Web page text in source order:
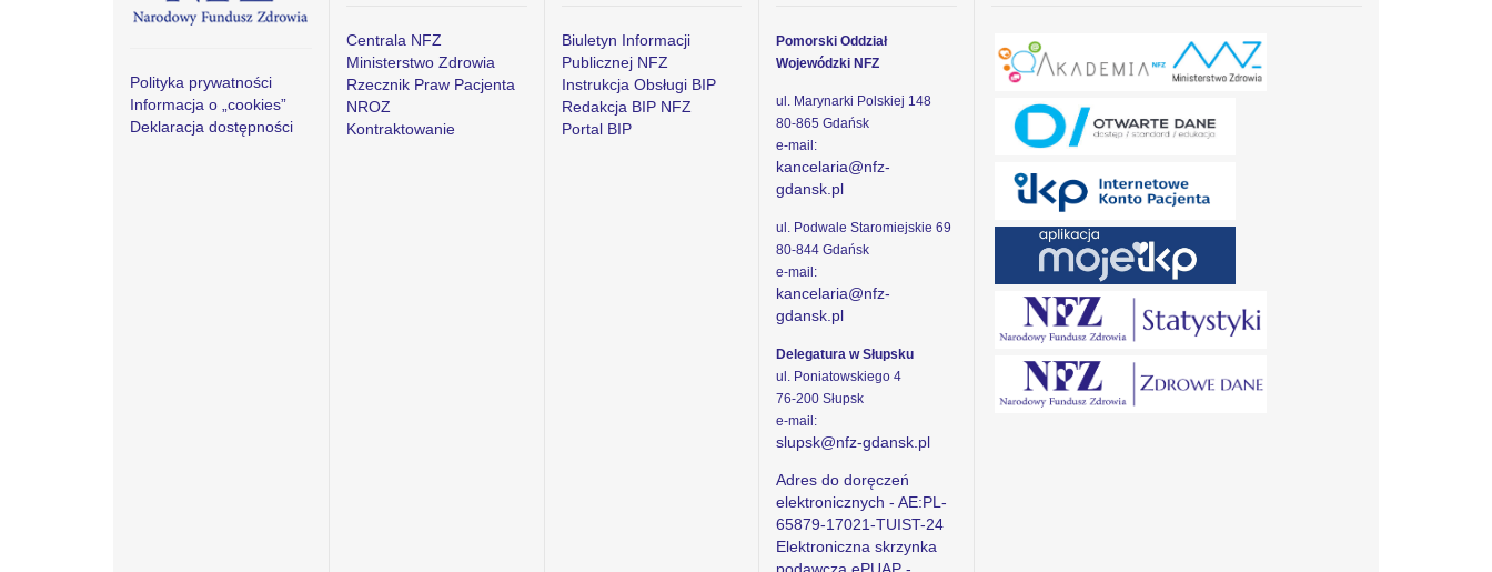
Polityka prywatności
Informacja o „cookies”
Deklaracja dostępności
Centrala NFZ
Ministerstwo Zdrowia
Rzecznik Praw Pacjenta
NROZ
Kontraktowanie
Biuletyn Informacji
Publicznej NFZ
Instrukcja Obsługi BIP
Redakcja BIP NFZ
Portal BIP
Pomorski Oddział
Wojewódzki NFZ
ul. Marynarki Polskiej 148
80-865 Gdańsk
e-mail:
kancelaria@nfz-
gdansk.pl
ul. Podwale Staromiejskie 69
80-844 Gdańsk
e-mail:
kancelaria@nfz-
gdansk.pl
Delegatura w Słupsku
ul. Poniatowskiego 4
76-200 Słupsk
e-mail:
slupsk@nfz-gdansk.pl
Adres do doręczeń
elektronicznych - AE:PL-
65879-17021-TUIST-24
Elektroniczna skrzynka
podawcza ePUAP -